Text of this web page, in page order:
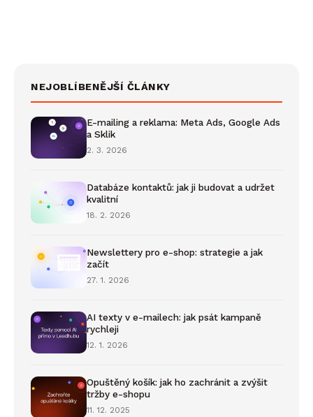
NEJOBLÍBENĚJŠÍ ČLÁNKY
E-mailing a reklama: Meta Ads, Google Ads
a Sklik
2. 3. 2026
Databáze kontaktů: jak ji budovat a udržet
kvalitní
18. 2. 2026
Newslettery pro e-shop: strategie a jak
začít
27. 1. 2026
AI texty v e-mailech: jak psát kampaně
rychleji
12. 1. 2026
Opuštěný košík: jak ho zachránit a zvýšit
tržby e-shopu
11. 12. 2025